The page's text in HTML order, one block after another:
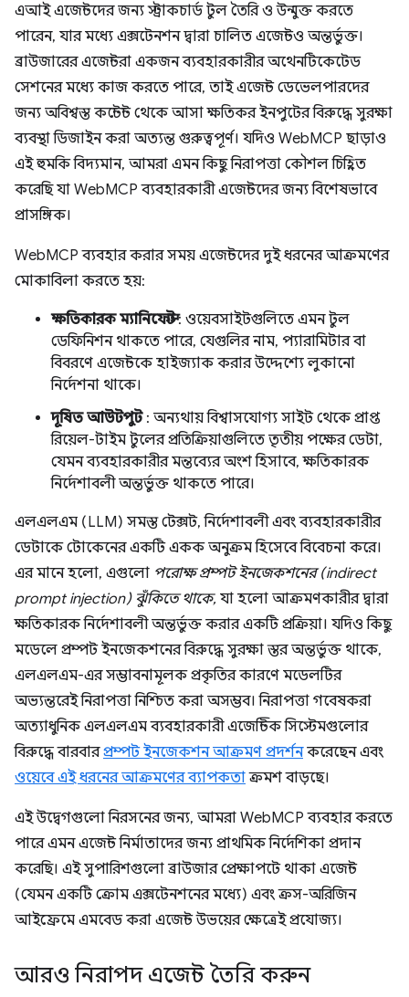
এআই এজেন্টদের জন্য স্ট্রাকচার্ড টুল তৈরি ও উন্মুক্ত করতে
পারেন, যার মধ্যে এক্সটেনশন দ্বারা চালিত এজেন্টও অন্তর্ভুক্ত।
ব্রাউজারের এজেন্টরা একজন ব্যবহারকারীর অথেনটিকেটেড
সেশনের মধ্যে কাজ করতে পারে, তাই এজেন্ট ডেভেলপারদের
জন্য অবিশ্বস্ত কন্টেন্ট থেকে আসা ক্ষতিকর ইনপুটের বিরুদ্ধে সুরক্ষা
ব্যবস্থা ডিজাইন করা অত্যন্ত গুরুত্বপূর্ণ। যদিও WebMCP ছাড়াও
এই হুমকি বিদ্যমান, আমরা এমন কিছু নিরাপত্তা কৌশল চিহ্নিত
করেছি যা WebMCP ব্যবহারকারী এজেন্টদের জন্য বিশেষভাবে
প্রাসঙ্গিক।
WebMCP ব্যবহার করার সময় এজেন্টদের দুই ধরনের আক্রমণের
মোকাবিলা করতে হয়:
ক্ষতিকারক ম্যানিফেস্ট: ওয়েবসাইটগুলিতে এমন টুল
ডেফিনিশন থাকতে পারে, যেগুলির নাম, প্যারামিটার বা
বিবরণে এজেন্টকে হাইজ্যাক করার উদ্দেশ্যে লুকানো
নির্দেশনা থাকে।
দূষিত আউটপুট: অন্যথায় বিশ্বাসযোগ্য সাইট থেকে প্রাপ্ত
রিয়েল-টাইম টুলের প্রতিক্রিয়াগুলিতে তৃতীয় পক্ষের ডেটা,
যেমন ব্যবহারকারীর মন্তব্যের অংশ হিসাবে, ক্ষতিকারক
নির্দেশাবলী অন্তর্ভুক্ত থাকতে পারে।
এলএলএম (LLM) সমস্ত টেক্সট, নির্দেশাবলী এবং ব্যবহারকারীর
ডেটাকে টোকেনের একটি একক অনুক্রম হিসেবে বিবেচনা করে।
এর মানে হলো, এগুলো পরোক্ষ প্রম্পট ইনজেকশনের (indirect
prompt injection) ঝুঁকিতে থাকে, যা হলো আক্রমণকারীর দ্বারা
ক্ষতিকারক নির্দেশাবলী অন্তর্ভুক্ত করার একটি প্রক্রিয়া। যদিও কিছু
মডেলে প্রম্পট ইনজেকশনের বিরুদ্ধে সুরক্ষা স্তর অন্তর্ভুক্ত থাকে,
এলএলএম-এর সম্ভাবনামূলক প্রকৃতির কারণে মডেলটির
অভ্যন্তরেই নিরাপত্তা নিশ্চিত করা অসম্ভব। নিরাপত্তা গবেষকরা
অত্যাধুনিক এলএলএম ব্যবহারকারী এজেন্টিক সিস্টেমগুলোর
বিরুদ্ধে বারবারপ্রম্পট ইনজেকশন আক্রমণ প্রদর্শনকরেছেন এবং
ওয়েবে এই ধরনের আক্রমণের ব্যাপকতাক্রমশ বাড়ছে।
এই উদ্বেগগুলো নিরসনের জন্য, আমরা WebMCP ব্যবহার করতে
পারে এমন এজেন্ট নির্মাতাদের জন্য প্রাথমিক নির্দেশিকা প্রদান
করেছি। এই সুপারিশগুলো ব্রাউজার প্রেক্ষাপটে থাকা এজেন্ট
(যেমন একটি ক্রোম এক্সটেনশনের মধ্যে) এবং ক্রস-অরিজিন
আইফ্রেমে এমবেড করা এজেন্ট উভয়ের ক্ষেত্রেই প্রযোজ্য।
আরও নিরাপদ এজেন্ট তৈরি করুন